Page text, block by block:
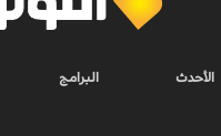
الأحدث البرامج